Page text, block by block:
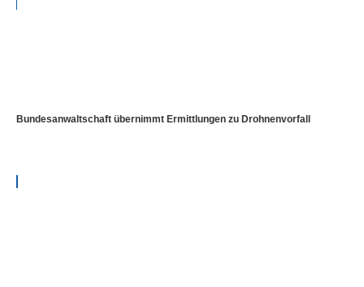
Bundesanwaltschaft übernimmt Ermittlungen zu Drohnenvorfall